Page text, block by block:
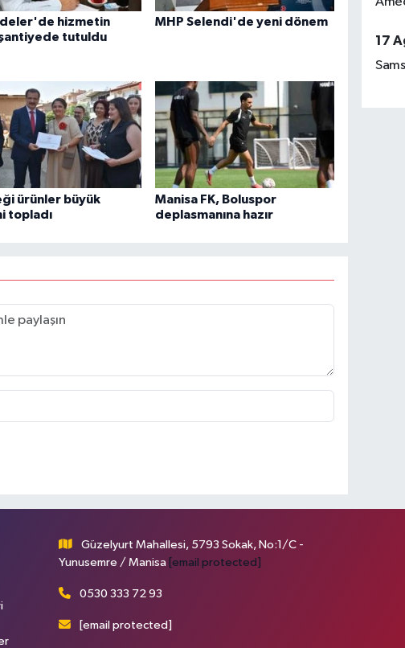
hizmetin
şantiyede tutuldu
MHP Selendi'de yeni dönem
ürünler büyük
topladı
Manisa FK, Boluspor
deplasmanına hazır
17
Güzelyurt Mahallesi, 5793 Sokak, No:1/C -
Yunusemre / Manisa [email protected]
0530 333 72 93
[email protected]